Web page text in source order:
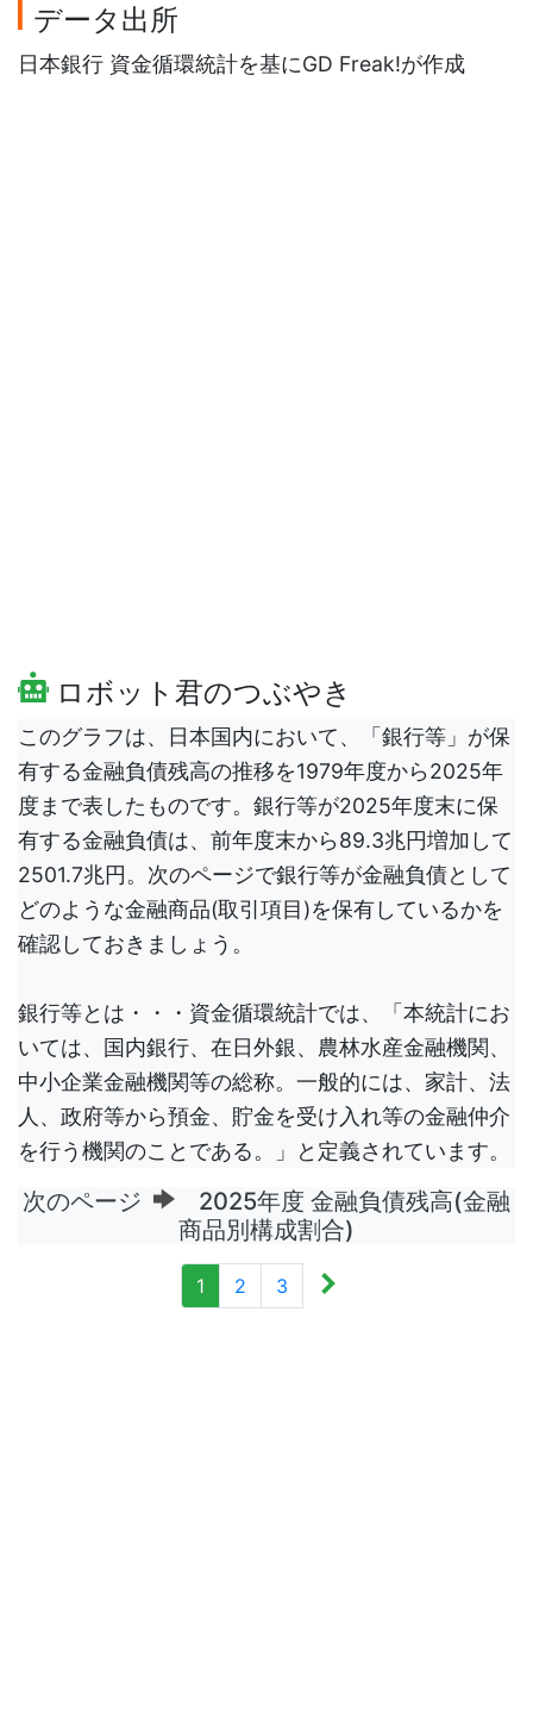
データ出所
日本銀行 資金循環統計を基にGD Freak!が作成
ロボット君のつぶやき
このグラフは、日本国内において、「銀行等」が保
有する金融負債残高の推移を1979年度から2025年
度まで表したものです。銀行等が2025年度末に保
有する金融負債は、前年度末から89.3兆円増加して
2501.7兆円。次のページで銀行等が金融負債として
どのような金融商品(取引項目)を保有しているかを
確認しておきましょう。
銀行等とは・・・資金循環統計では、「本統計にお
いては、国内銀行、在日外銀、農林水産金融機関、
中小企業金融機関等の総称。一般的には、家計、法
人、政府等から預金、貯金を受け入れ等の金融仲介
を行う機関のことである。」と定義されています。
次のページ
2025年度 金融負債残高(金融
商品別構成割合)
1 2 3